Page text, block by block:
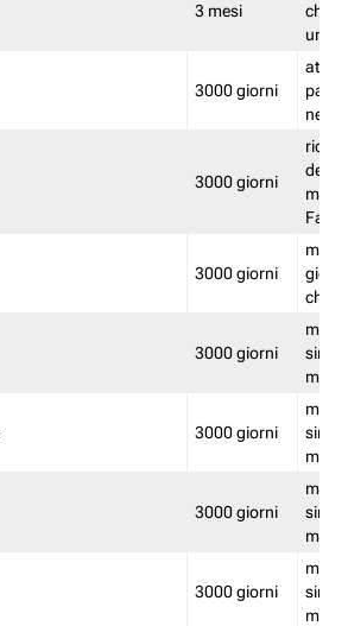
3 mesi
che
una
3000 giorni
attiva
3000 giorni
3000 giorni
3000 giorni
3000 giorni
3000 giorni
3000 giorni